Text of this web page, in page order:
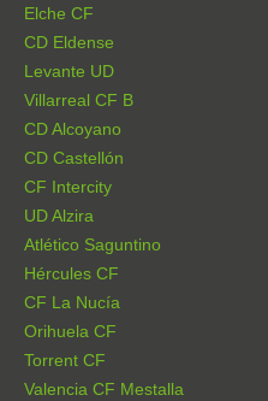
Elche CF
CD Eldense
Levante UD
Villarreal CF B
CD Alcoyano
CD Castellón
CF Intercity
UD Alzira
Atlético Saguntino
Hércules CF
CF La Nucía
Orihuela CF
Torrent CF
Valencia CF Mestalla